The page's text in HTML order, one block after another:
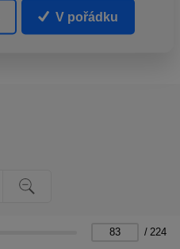
/ 224
V pořádku